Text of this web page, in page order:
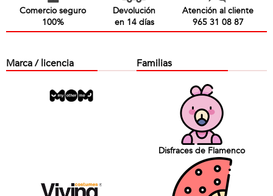
Comercio seguro
100%
Devolución
en 14 días
Atención al cliente
965 31 08 87
Marca / licencia Familias
Disfraces de Flamenco